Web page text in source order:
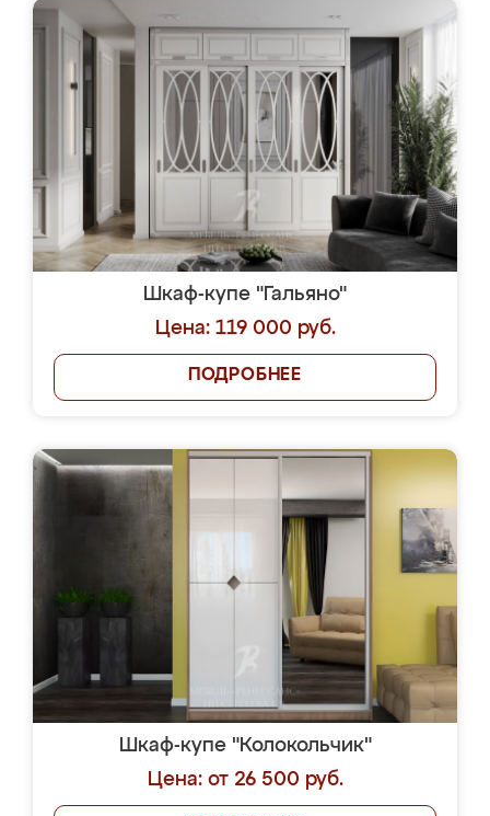
Шкаф-купе "Гальяно"
Цена: 119 000 руб.
ПОДРОБНЕЕ
Шкаф-купе "Колокольчик"
Цена: от 26 500 руб.